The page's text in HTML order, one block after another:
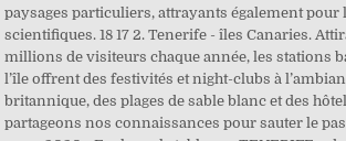
paysages particuliers, attrayants également pour
scientifiques. 18 17 2. Tenerife - îles Canaries.
millions de visiteurs chaque année, les stations
l’île offrent des festivités et night-clubs à
britannique, des plages de sable blanc et des
partageons nos connaissances pour sauter le